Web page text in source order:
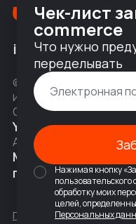
© 2010 — 2026 ООО
ИНН 9710142077, КПП
Соц сети
YouTubeНаписать
Адрес
Москва, 2-я
помещ. 7/2
Политика
Чек-лист
commerce
Что нужно
переделывать
Нажимая кнопку
обработку моих
целей,
Персональных